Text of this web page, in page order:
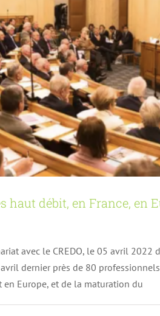
haut débit, en France, en
avec le CREDO, le 05 avril 2022
avril dernier près de 80
Europe, et de la maturation du
la monnaie comme arme de
Actualités Article FA n139